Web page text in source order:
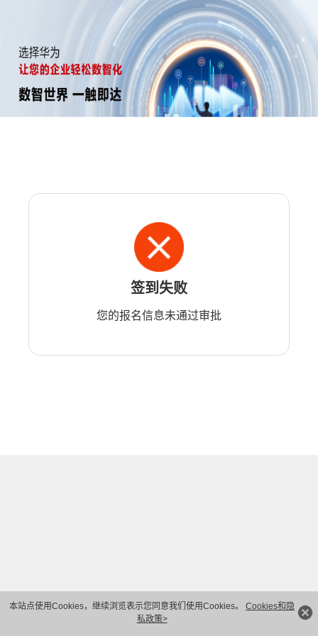
本站点使用Cookies，继续浏览表示您同意我们使用Cookies。 Cookies和隐
私政策>
签到失败
您的报名信息未通过审批